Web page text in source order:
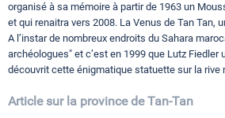
organisé à sa mémoire à partir de 1963 un
et qui renaitra vers 2008. La Venus de Tan Tan,
A l’instar de nombreux endroits du Sahara
archéologues" et c’est en 1999 que Lutz Fiedler
découvrit cette énigmatique statuette sur la rive
Article sur la province de Tan-Tan